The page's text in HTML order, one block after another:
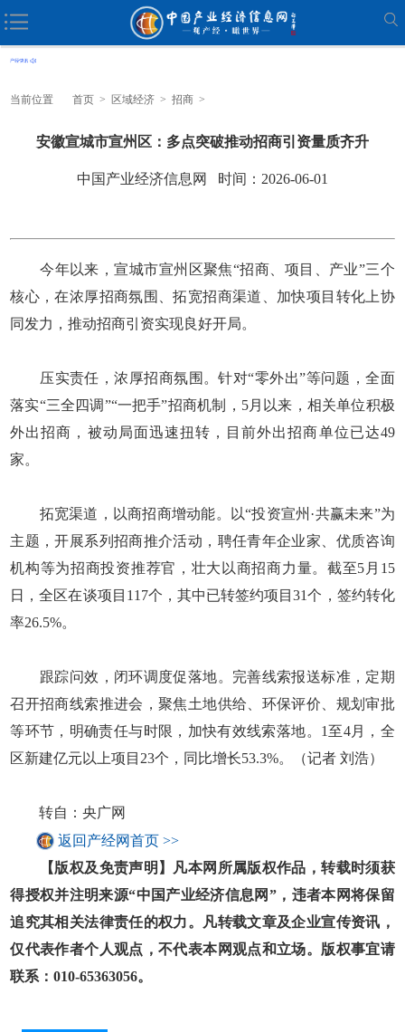
当前位置 首页 > 区域经济 > 招商 >
安徽宣城市宣州区：多点突破推动招商引资量质齐升
中国产业经济信息网 时间：2026-06-01
今年以来，宣城市宣州区聚焦“招商、项目、产业”三个
核心，在浓厚招商氛围、拓宽招商渠道、加快项目转化上协
同发力，推动招商引资实现良好开局。
压实责任，浓厚招商氛围。针对“零外出”等问题，全面
落实“三全四调”“一把手”招商机制，5月以来，相关单位积极
外出招商，被动局面迅速扭转，目前外出招商单位已达49
家。
拓宽渠道，以商招商增动能。以“投资宣州·共赢未来”为
主题，开展系列招商推介活动，聘任青年企业家、优质咨询
机构等为招商投资推荐官，壮大以商招商力量。截至5月15
日，全区在谈项目117个，其中已转签约项目31个，签约转化
率26.5%。
跟踪问效，闭环调度促落地。完善线索报送标准，定期
召开招商线索推进会，聚焦土地供给、环保评价、规划审批
等环节，明确责任与时限，加快有效线索落地。1至4月，全
区新建亿元以上项目23个，同比增长53.3%。（记者 刘浩）
转自：央广网
返回产经网首页 >>
【版权及免责声明】凡本网所属版权作品，转载时须获
得授权并注明来源“中国产业经济信息网”，违者本网将保留
追究其相关法律责任的权力。凡转载文章及企业宣传资讯，
仅代表作者个人观点，不代表本网观点和立场。版权事宜请
联系：010-65363056。